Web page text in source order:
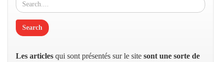
Les articles qui sont présentés sur le site sont une sorte de